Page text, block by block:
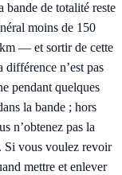
bande de totalité reste
moins de 150
— et sortir de cette
n’est pas
pendant quelques
la bande ; hors
n’obtenez pas la
Si vous voulez revoir
mettre et enlever